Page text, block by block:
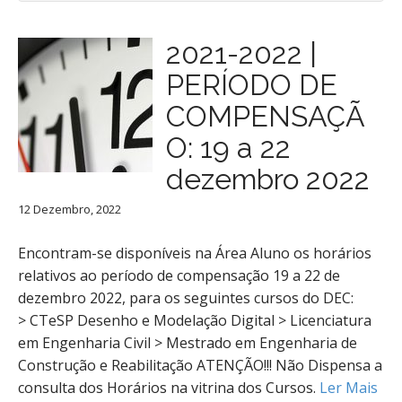
2021-2022 |
PERÍODO DE
COMPENSAÇÃ
O: 19 a 22
dezembro 2022
12 Dezembro, 2022
Encontram-se disponíveis na Área Aluno os horários
relativos ao período de compensação 19 a 22 de
dezembro 2022, para os seguintes cursos do DEC:
> CTeSP Desenho e Modelação Digital > Licenciatura
em Engenharia Civil > Mestrado em Engenharia de
Construção e Reabilitação ATENÇÃO!!! Não Dispensa a
consulta dos Horários na vitrina dos Cursos. Ler Mais